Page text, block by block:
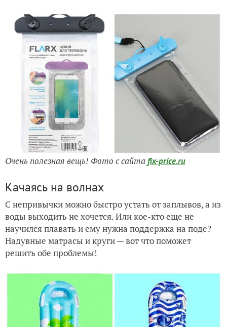
Очень полезная вещь! Фото с сайта fix-price.ru
Качаясь на волнах
С непривычки можно быстро устать от заплывов, а из
воды выходить не хочется. Или кое-кто еще не
научился плавать и ему нужна поддержка на поде?
Надувные матрасы и круги — вот что поможет
решить обе проблемы!